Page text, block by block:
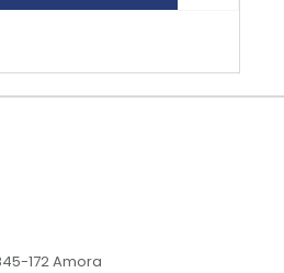
172 Amora